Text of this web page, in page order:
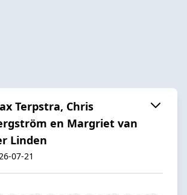
Terpstra, Chris
en Margriet van
Linden
07-21